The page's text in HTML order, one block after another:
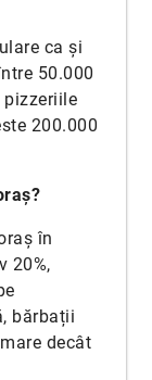
ca și
50.000
pizzeriile
200.000
în
20%,
bărbații
decât